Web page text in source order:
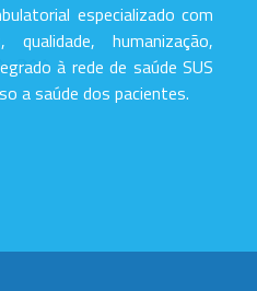
especializado com
qualidade, humanização,
à rede de saúde SUS
a saúde dos pacientes.